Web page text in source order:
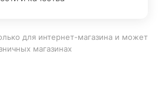
для интернет-магазина и может
магазинах